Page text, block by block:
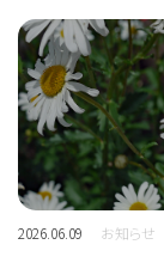
2026.06.09 お知らせ